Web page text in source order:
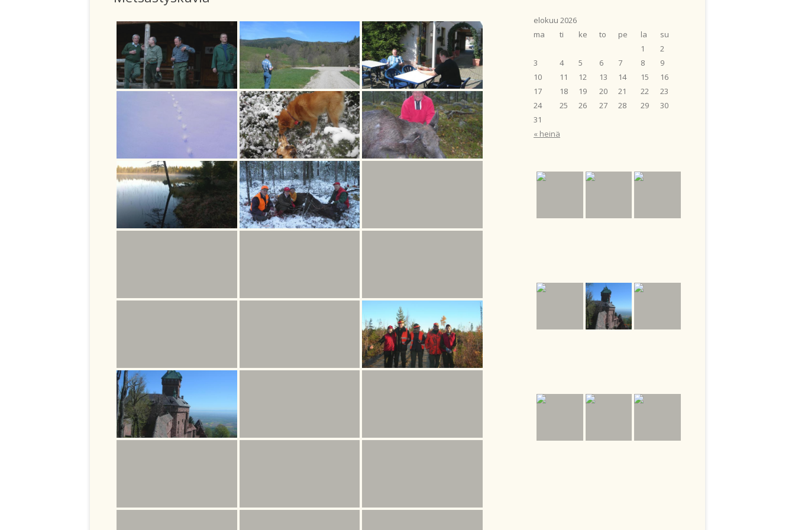
JAOSTOT KENNELJAOSTO
KILPAILUJAOSTO
TALKOOJAOSTO
JÄSENANOMUS
JÄSENMAKSU
SÄÄNNÖT
YHTEYSTIEDOT
METSÄSTYSAJAT
METSÄSTYKSENJOHTAJAT
VIERASLUVAT
AJOKOKEET
HAUKKUKOKEET
NÄYTTELYT
METSÄSTYSKUVIA
SEURATOIMINTAA
elokuu 2026
ma
ti ke to pe la
su
1
2
3
4 5 6 7 8
9
10
11 12 13 14 15
16
17
18 19 20 21 22
23
24
25 26 27 28 29
30
31
« heinä